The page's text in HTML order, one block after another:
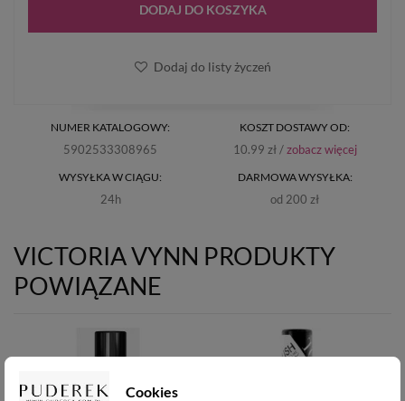
Cookies
NUMER KATALOGOWY:
5902533308965
WYSYŁKA W CIĄGU:
24h
KOSZT DOSTAWY OD:
10.99 zł /zobacz więcej
DARMOWA WYSYŁKA:
od 200 zł
DODAJ DO KOSZYKA
Dodaj do listy życzeń
VICTORIA VYNN PRODUKTY
POWIĄZANE